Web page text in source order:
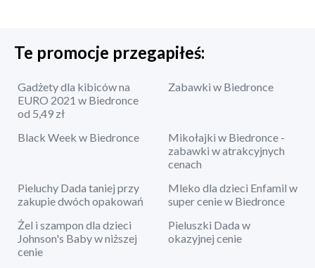
Te promocje przegapiłeś:
Gadżety dla kibiców na
EURO 2021 w Biedronce
od 5,49 zł
Zabawki w Biedronce
Black Week w Biedronce
Mikołajki w Biedronce -
zabawki w atrakcyjnych
cenach
Pieluchy Dada taniej przy
zakupie dwóch opakowań
Mleko dla dzieci Enfamil w
super cenie w Biedronce
Żel i szampon dla dzieci
Johnson's Baby w niższej
cenie
Pieluszki Dada w
okazyjnej cenie